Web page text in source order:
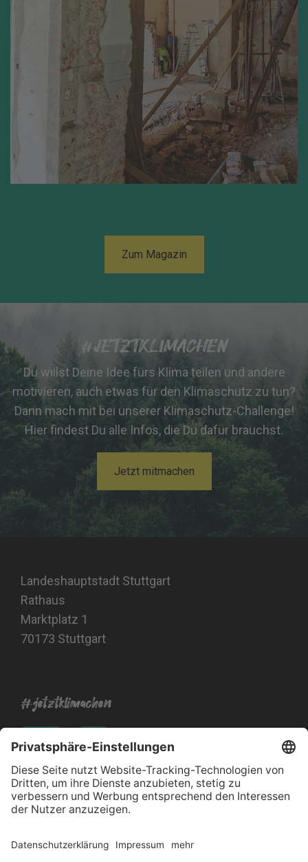
Zum Magazin
#JETZTKLIMACHEN
Du willst Deine Idee fürs Klima teilen und andere
motivieren, auch etwas für den Klimaschutz zu tun?
Dann mach mit bei unserer Klimaschutz-Challenge!
Hier findest Du alle Infos, die Du dafür brauchst.
Jetzt mitmachen
Landeshauptstadt Stuttgart
Rathaus
Marktplatz 1
70173 Stuttgart
#jetztklimachen